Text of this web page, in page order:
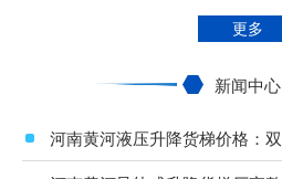
更多
新闻中心